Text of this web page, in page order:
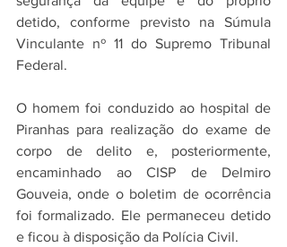
detido, conforme previsto na Súmula
Vinculante nº 11 do Supremo Tribunal
Federal.
O homem foi conduzido ao hospital de
Piranhas para realização do exame de
corpo de delito e, posteriormente,
encaminhado ao CISP de Delmiro
Gouveia, onde o boletim de ocorrência
foi formalizado. Ele permaneceu detido
e ficou à disposição da Polícia Civil.